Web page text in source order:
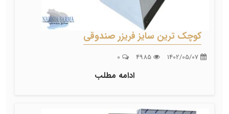
کوچک ترین سایز فریزر صندوقی
ادامه مطلب